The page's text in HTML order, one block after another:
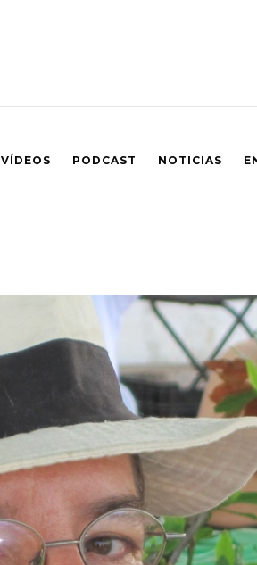
VÍDEOS PODCAST NOTICIAS